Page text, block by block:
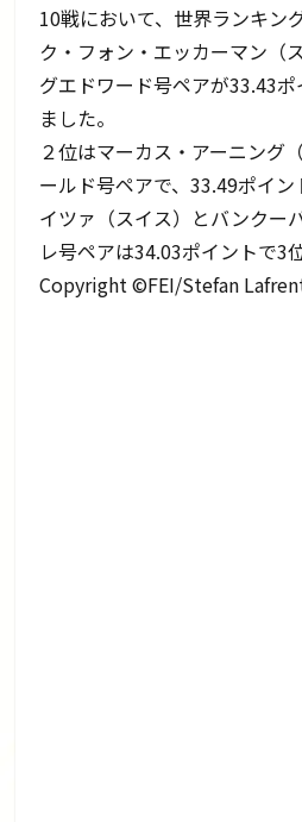
10戦において、世界ランキン
ク・フォン・エッカーマン（
グエドワード号ペアが33.43
ました。
２位はマーカス・アーニング
ールド号ペアで、33.49ポイ
イツァ（スイス）とバンクー
レ号ペアは34.03ポイントで3
Copyright ©FEI/Stefan